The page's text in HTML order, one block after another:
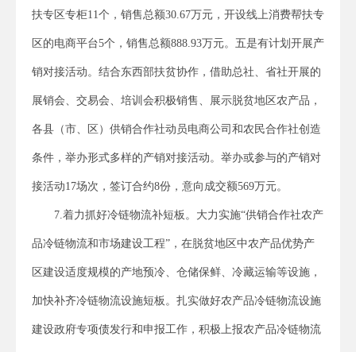
扶专区专柜11个，销售总额30.67万元，开设线上消费帮扶专
区的电商平台5个，销售总额888.93万元。五是有计划开展产
销对接活动。结合东西部扶贫协作，借助总社、省社开展的
展销会、交易会、培训会积极销售、展示脱贫地区农产品，
各县（市、区）供销合作社动员电商公司和农民合作社创造
条件，举办形式多样的产销对接活动。举办或参与的产销对
接活动17场次，签订合约8份，意向成交额569万元。
7.着力抓好冷链物流补短板。大力实施“供销合作社农产
品冷链物流和市场建设工程”，在脱贫地区中农产品优势产
区建设适度规模的产地预冷、仓储保鲜、冷藏运输等设施，
加快补齐冷链物流设施短板。扎实做好农产品冷链物流设施
建设政府专项债发行和申报工作，积极上报农产品冷链物流